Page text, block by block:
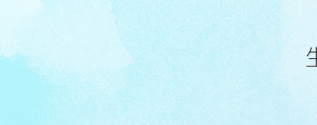
サービス紹介
主要テーマ から探す
管理職育成